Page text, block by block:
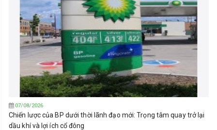
07/08/2026
Chiến lược của BP dưới thời lãnh đạo mới: Trọng tâm quay trở lại
dầu khí và lợi ích cổ đông